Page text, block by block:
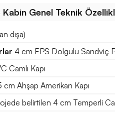
Kabin Genel Teknik
dışa)
4 cm EPS Dolgulu Sandviç
Camlı Kapı
Ahşap Amerikan Kapı
belirtilen 4 cm Temperli